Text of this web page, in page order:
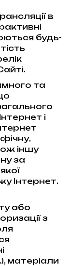
в
будь-
та
і
іншу
за
Інтернет.
або
з
матеріали